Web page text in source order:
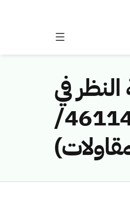
في
مخالفات نظام الاتصالات وتقنية المعلومات رقم (46114626/